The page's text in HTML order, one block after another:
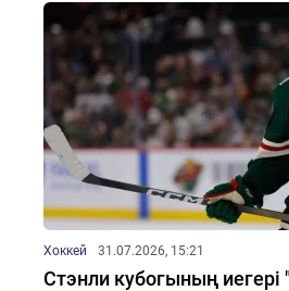
Хоккей 31.07.2026, 15:21
Стэнли кубогының иегері